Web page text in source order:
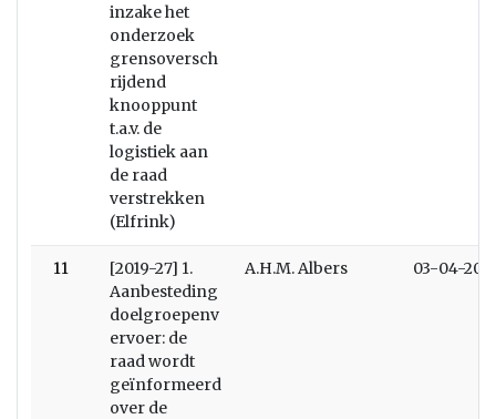
inzake het
onderzoek
grensoversch
rijdend
knooppunt
t.a.v. de
logistiek aan
de raad
verstrekken
(Elfrink)
11
[2019-27] 1.
Aanbesteding
doelgroepenv
ervoer: de
raad wordt
geïnformeerd
over de
A.H.M. Albers 03-04-